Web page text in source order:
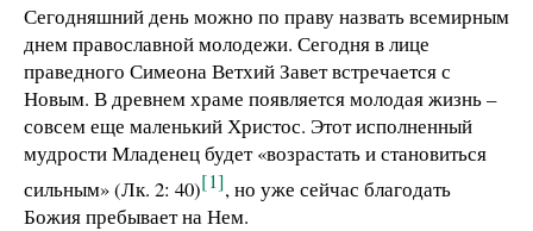
Сегодняшний день можно по праву назвать всемирным
днем православной молодежи. Сегодня в лице
праведного Симеона Ветхий Завет встречается с
Новым. В древнем храме появляется молодая жизнь –
совсем еще маленький Христос. Этот исполненный
мудрости Младенец будет «возрастать и становиться
сильным» (Лк. 2: 40)[1], но уже сейчас благодать
Божия пребывает на Нем.